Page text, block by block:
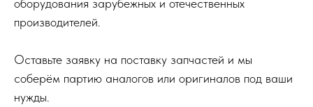
оборудования зарубежных и отечественных
производителей.
Оставьте заявку на поставку запчастей и мы
соберём партию аналогов или оригиналов под ваши
нужды.